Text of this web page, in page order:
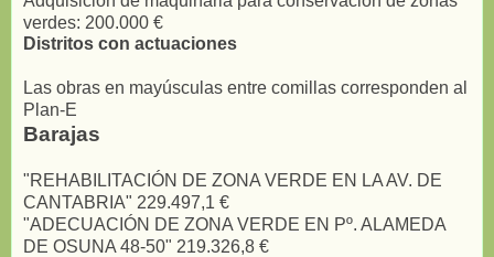
verdes: 200.000 €
Distritos con actuaciones
Las obras en mayúsculas entre comillas corresponden al
Plan-E
Barajas
"REHABILITACIÓN DE ZONA VERDE EN LA AV. DE
CANTABRIA" 229.497,1 €
"ADECUACIÓN DE ZONA VERDE EN Pº. ALAMEDA
DE OSUNA 48-50" 219.326,8 €